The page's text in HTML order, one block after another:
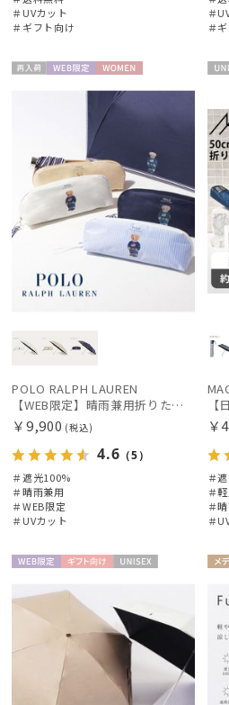
メンズ
カテゴリー
ブランド
傘機能
手袋・アームカバー
その他
価格・割引率
在庫表示
＃UVカット
＃ギフト向け
＃
＃
POLO RALPH LAUREN
【WEB限定】晴雨兼用折りたたみ日傘 ポロ ラルフ ローレン（POLO RALPH LAUREN）ワンポイントベア 遮光100 UV100
￥9,900 (税込)
4.6 （5）
＃遮光100%
＃晴雨兼用
＃WEB限定
＃UVカット
￥
＃
＃
＃
＃
定
向け
載